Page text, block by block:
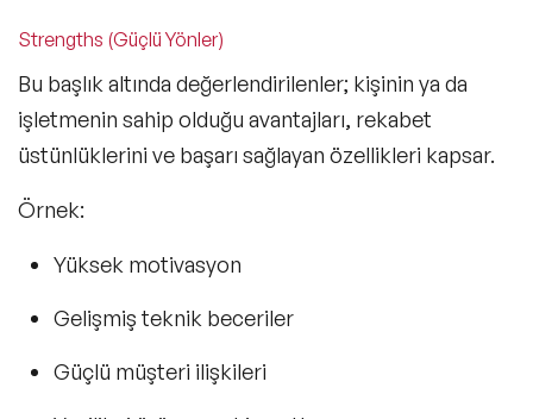
Strengths (Güçlü Yönler)
Bu başlık altında değerlendirilenler; kişinin ya da
işletmenin sahip olduğu avantajları, rekabet
üstünlüklerini ve başarı sağlayan özellikleri kapsar.
Örnek:
Yüksek motivasyon
Gelişmiş teknik beceriler
Güçlü müşteri ilişkileri